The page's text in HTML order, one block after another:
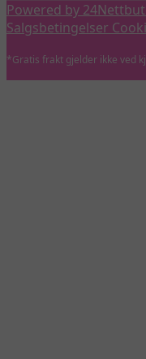
Powered by
Salgsbetingelser
*Gratis frakt gjelder ikke ved